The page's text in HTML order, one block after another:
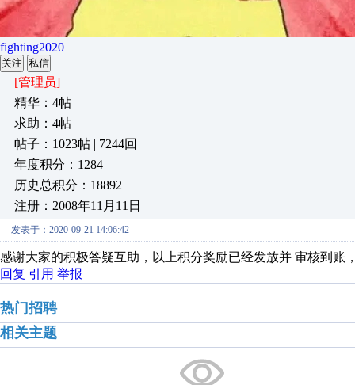
fighting2020
关注 私信
[管理员]
精华：4帖
求助：4帖
帖子：1023帖 | 7244回
年度积分：1284
历史总积分：18892
注册：2008年11月11日
发表于：2020-09-21 14:06:42
感谢大家的积极答疑互助，以上积分奖励已经发放并 审核到账
回复 引用 举报
热门招聘
相关主题